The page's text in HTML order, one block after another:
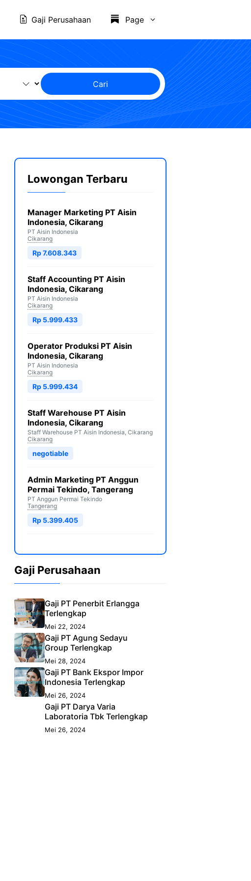
Gaji Perusahaan Page
Cari
Lowongan Terbaru
Manager Marketing PT Aisin
Indonesia, Cikarang
PT Aisin Indonesia
Cikarang
Rp 7.608.343
Staff Accounting PT Aisin
Indonesia, Cikarang
PT Aisin Indonesia
Cikarang
Rp 5.999.433
Operator Produksi PT Aisin
Indonesia, Cikarang
PT Aisin Indonesia
Cikarang
Rp 5.999.434
Staff Warehouse PT Aisin
Indonesia, Cikarang
Staff Warehouse PT Aisin Indonesia, Cikarang
Cikarang
negotiable
Admin Marketing PT Anggun
Permai Tekindo, Tangerang
PT Anggun Permai Tekindo
Tangerang
Rp 5.399.405
Gaji Perusahaan
Gaji PT Penerbit Erlangga
Terlengkap
Mei 22, 2024
Gaji PT Agung Sedayu
Group Terlengkap
Mei 28, 2024
Gaji PT Bank Ekspor Impor
Indonesia Terlengkap
Mei 26, 2024
Gaji PT Darya Varia
Laboratoria Tbk Terlengkap
Mei 26, 2024